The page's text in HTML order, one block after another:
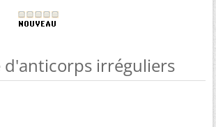
d'anticorps irréguliers